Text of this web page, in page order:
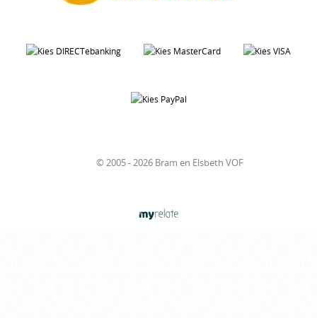
© 2005 - 2026 Bram en Elsbeth VOF